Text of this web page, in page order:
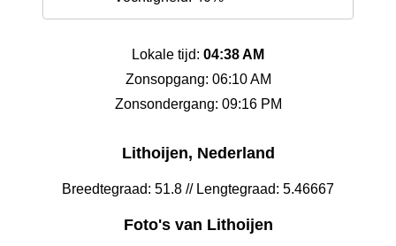
Lokale tijd: 04:38 AM
Zonsopgang: 06:10 AM
Zonsondergang: 09:16 PM
Lithoijen, Nederland
Breedtegraad: 51.8 // Lengtegraad: 5.46667
Foto's van Lithoijen